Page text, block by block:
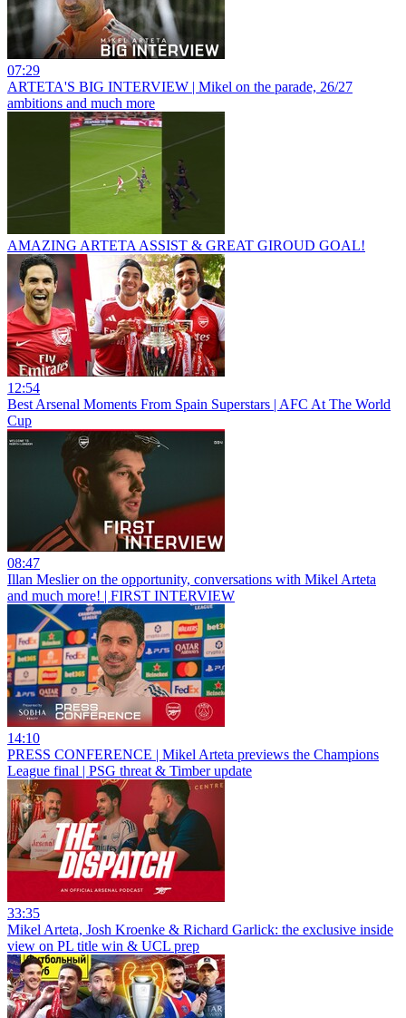
07:29
ARTETA'S BIG INTERVIEW | Mikel on the parade, 26/27
ambitions and much more
AMAZING ARTETA ASSIST & GREAT GIROUD GOAL!
12:54
Best Arsenal Moments From Spain Superstars | AFC At The World
Cup
08:47
Illan Meslier on the opportunity, conversations with Mikel Arteta
and much more! | FIRST INTERVIEW
14:10
PRESS CONFERENCE | Mikel Arteta previews the Champions
League final | PSG threat & Timber update
33:35
Mikel Arteta, Josh Kroenke & Richard Garlick: the exclusive inside
view on PL title win & UCL prep